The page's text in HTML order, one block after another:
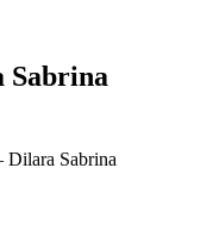
Sabrina
Dilara Sabrina